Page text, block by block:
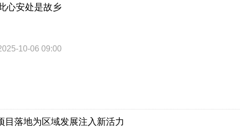
心安处是故乡
10-06 09:00
目落地为区域发展注入新活力